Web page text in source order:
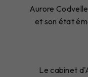
Aurore
et son état
Le cabinet